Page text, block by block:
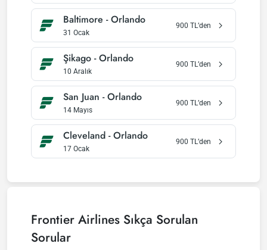
Baltimore -Orlando
31 Ocak
900 TL’den
Şikago -Orlando
10 Aralık
900 TL’den
San Juan -Orlando
14 Mayıs
900 TL’den
Cleveland -Orlando
17 Ocak
900 TL’den
Frontier Airlines Sıkça Sorulan
Sorular